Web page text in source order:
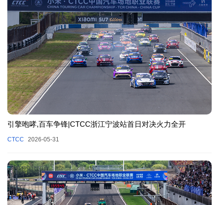
引擎咆哮,百车争锋|CTCC浙江宁波站首日对决火力全开
CTCC 2026-05-31